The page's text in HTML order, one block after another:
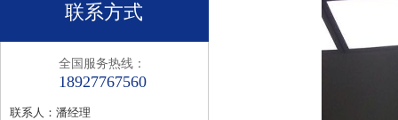
联系方式
全国服务热线：
18927767560
联系人：潘经理